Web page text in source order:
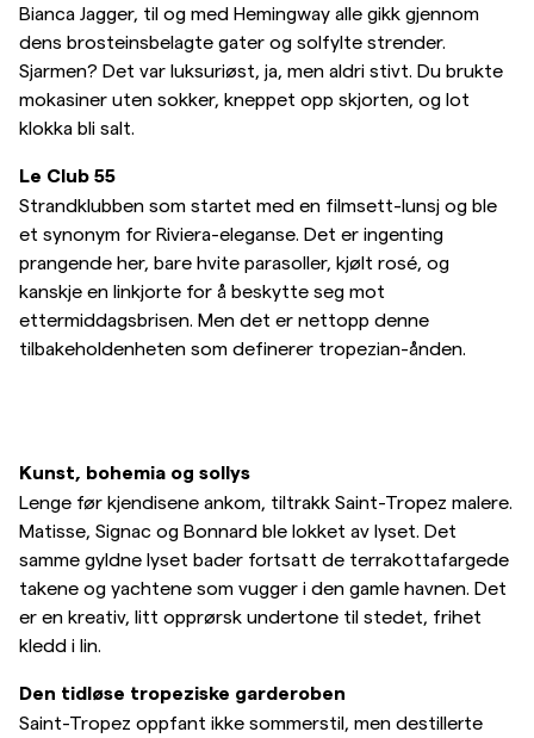
Shorts
Undertøy
Bianca Jagger, til og med Hemingway alle gikk gjennom
dens brosteinsbelagte gater og solfylte strender.
Sjarmen? Det var luksuriøst, ja, men aldri stivt. Du brukte
mokasiner uten sokker, kneppet opp skjorten, og lot
klokka bli salt.
Le Club 55
Strandklubben som startet med en filmsett-lunsj og ble
et synonym for Riviera-eleganse. Det er ingenting
prangende her, bare hvite parasoller, kjølt rosé, og
kanskje en linkjorte for å beskytte seg mot
ettermiddagsbrisen. Men det er nettopp denne
tilbakeholdenheten som definerer tropezian-ånden.
Kunst, bohemia og sollys
Lenge før kjendisene ankom, tiltrakk Saint-Tropez malere.
Matisse, Signac og Bonnard ble lokket av lyset. Det
samme gyldne lyset bader fortsatt de terrakottafargede
takene og yachtene som vugger i den gamle havnen. Det
er en kreativ, litt opprørsk undertone til stedet, frihet
kledd i lin.
Den tidløse tropeziske garderoben
Saint-Tropez oppfant ikke sommerstil, men destillerte